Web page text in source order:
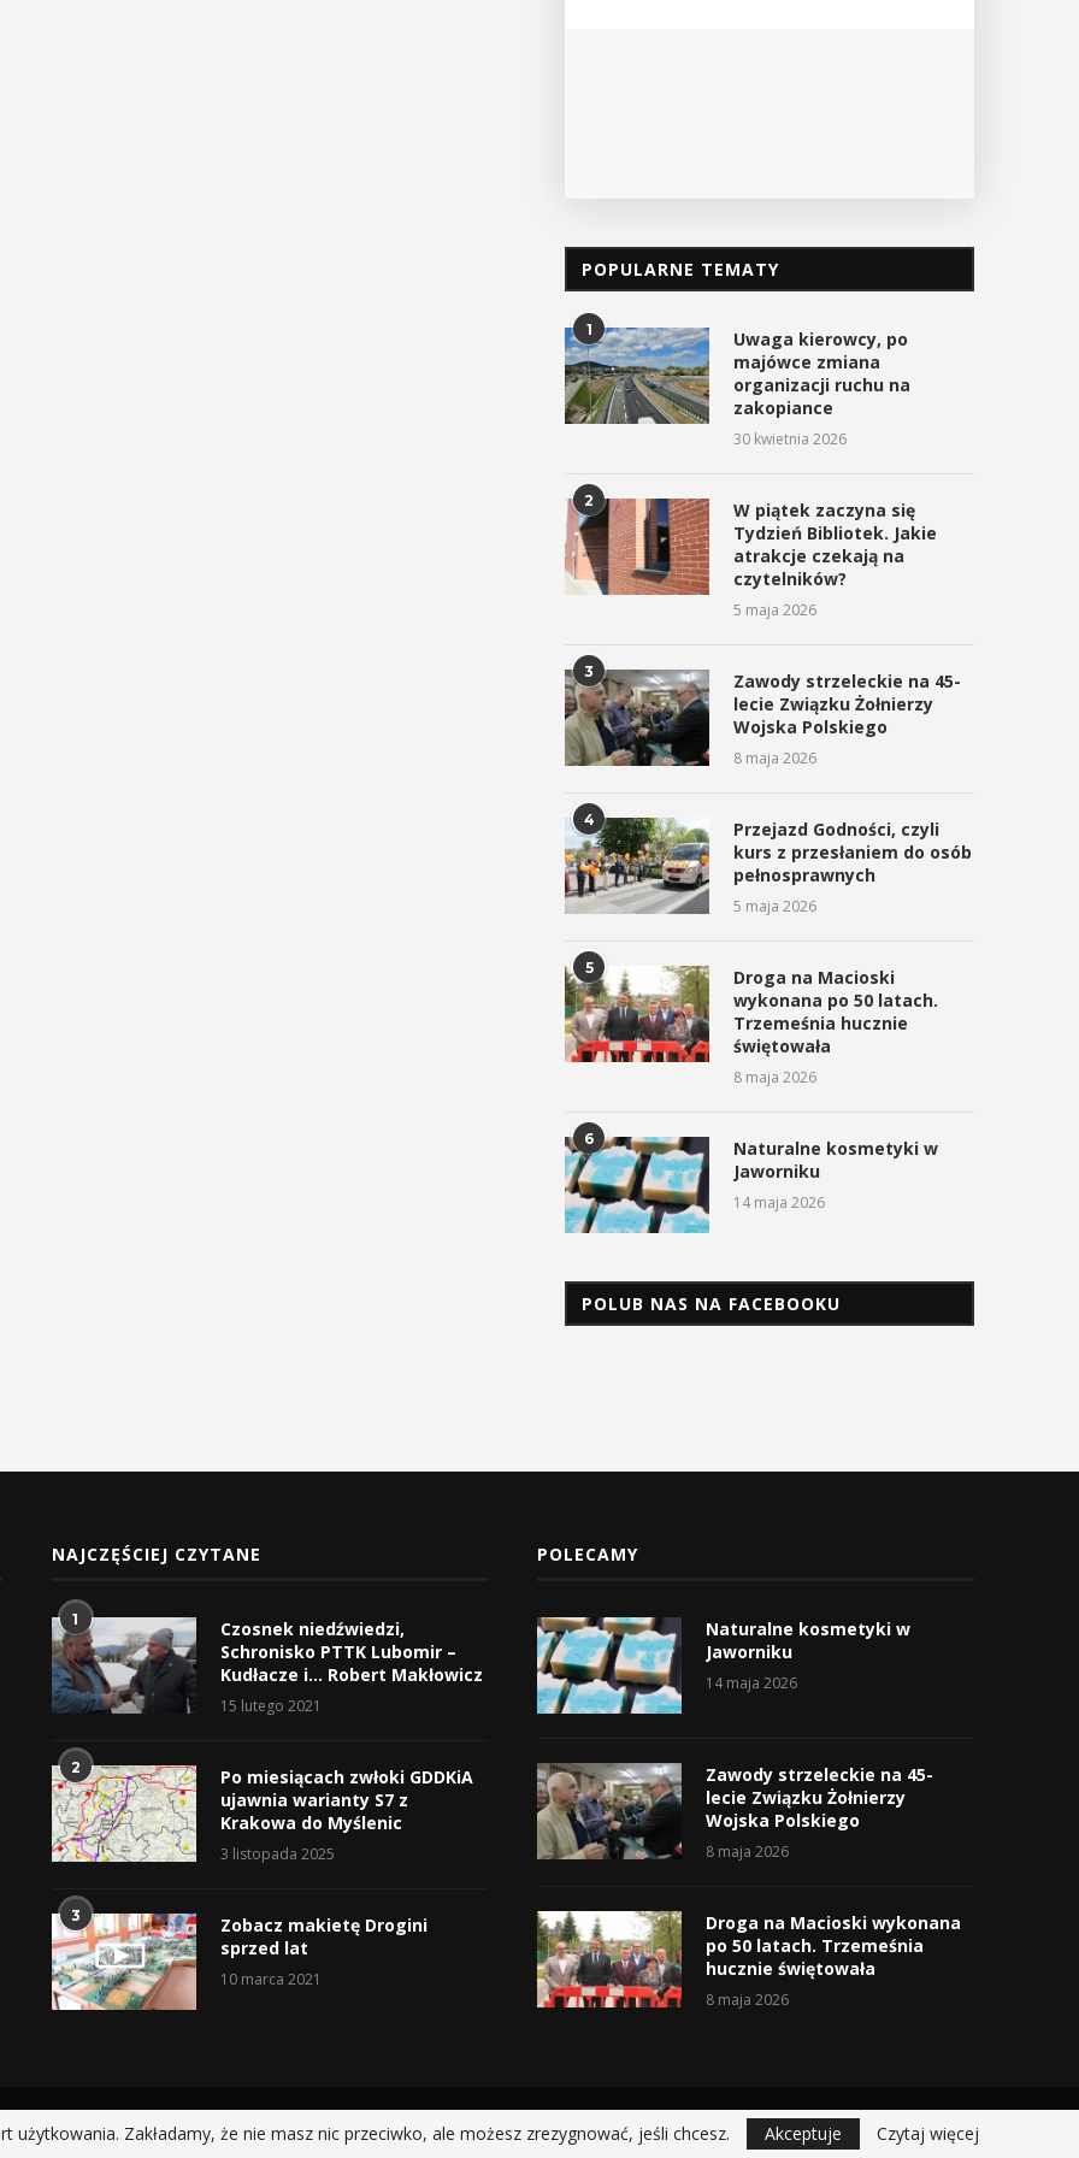
POPULARNE TEMATY
1
Uwaga kierowcy, po
majówce zmiana
organizacji ruchu na
zakopiance
30 kwietnia 2026
2
W piątek zaczyna się
Tydzień Bibliotek. Jakie
atrakcje czekają na
czytelników?
5 maja 2026
3
Zawody strzeleckie na 45-
lecie Związku Żołnierzy
Wojska Polskiego
8 maja 2026
4
Przejazd Godności, czyli
kurs z przesłaniem do osób
pełnosprawnych
5 maja 2026
5
Droga na Macioski
wykonana po 50 latach.
Trzemeśnia hucznie
świętowała
8 maja 2026
6
Naturalne kosmetyki w
Jaworniku
14 maja 2026
POLUB NAS NA FACEBOOKU
NAJCZĘŚCIEJ CZYTANE
1
Czosnek niedźwiedzi,
Schronisko PTTK Lubomir –
Kudłacze i… Robert Makłowicz
15 lutego 2021
2
Po miesiącach zwłoki GDDKiA
ujawnia warianty S7 z
Krakowa do Myślenic
3 listopada 2025
3
Zobacz makietę Drogini
sprzed lat
10 marca 2021
POLECAMY
Naturalne kosmetyki w
Jaworniku
14 maja 2026
Zawody strzeleckie na 45-
lecie Związku Żołnierzy
Wojska Polskiego
8 maja 2026
Droga na Macioski wykonana
po 50 latach. Trzemeśnia
hucznie świętowała
8 maja 2026
@2019 - All Right Reserved.
Zakładamy, że nie masz nic przeciwko, ale możesz zrezygnować, jeśli chcesz. Akceptuje Czytaj więcej